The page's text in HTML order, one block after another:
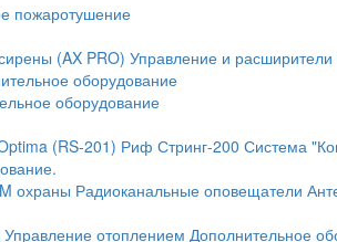
пожаротушение
(AX PRO) Управление и расширители
оборудование
оборудование
(RS-201) Риф Стринг-200 Система
охраны Радиоканальные оповещатели
Управление отоплением Дополнительное